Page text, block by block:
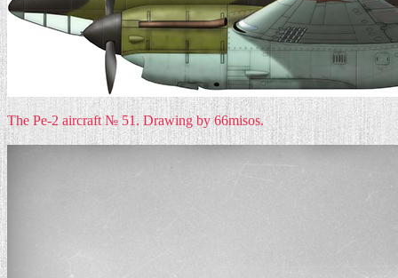
The Pe-2 aircraft № 51. Drawing by 66misos.